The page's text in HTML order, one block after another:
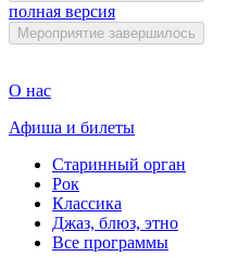
полная версия
Мероприятие завершилось
О нас
Афиша и билеты
Старинный орган
Рок
Классика
Джаз, блюз, этно
Все программы